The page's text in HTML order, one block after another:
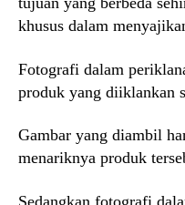
khusus dalam
Fotografi dalam
produk yang diiklankan
Gambar yang diambil
menariknya produk
Sedangkan fotografi